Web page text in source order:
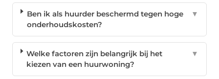
Ben ik als huurder beschermd tegen hoge
onderhoudskosten?
▼
Welke factoren zijn belangrijk bij het
kiezen van een huurwoning?
▼